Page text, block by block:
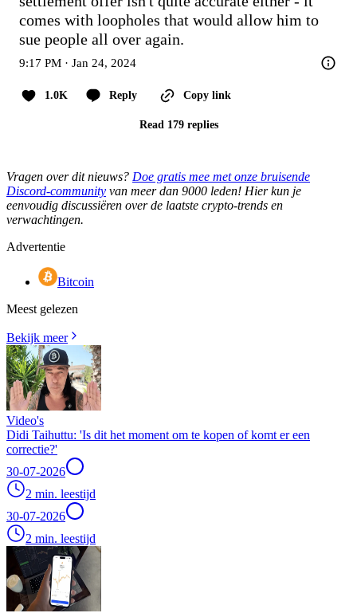
comes with loopholes that would allow him to
sue people all over again.
9:17 PM · Jan 24, 2024
1.0K Reply Copy link
Read 179 replies
Vragen over dit nieuws? Doe gratis mee met onze bruisende
Discord-community van meer dan 9000 leden! Hier kun je
eenvoudig discussiëren over de laatste crypto-trends en
verwachtingen.
Advertentie
Bitcoin
Meest gelezen
Bekijk meer
Video's
Didi Taihuttu: 'Is dit het moment om te kopen of komt er een
correctie?'
30-07-2026
2 min. leestijd
30-07-2026
2 min. leestijd